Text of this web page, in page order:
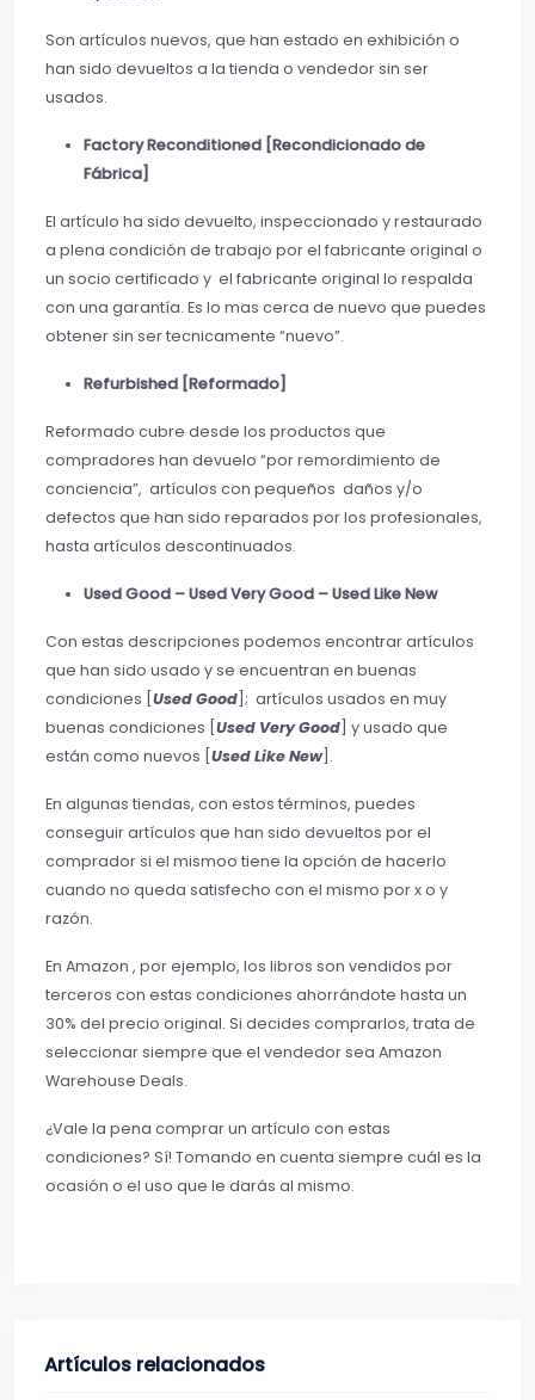
Son artículos nuevos, que han estado en exhibición o
han sido devueltos a la tienda o vendedor sin ser
usados.
Factory Reconditioned [Recondicionado de
Fábrica]
El artículo ha sido devuelto, inspeccionado y restaurado
a plena condición de trabajo por el fabricante original o
un socio certificado y el fabricante original lo respalda
con una garantía. Es lo mas cerca de nuevo que puedes
obtener sin ser tecnicamente “nuevo”.
Refurbished [Reformado]
Reformado cubre desde los productos que
compradores han devuelo “por remordimiento de
conciencia”, artículos con pequeños daños y/o
defectos que han sido reparados por los profesionales,
hasta artículos descontinuados.
Used Good – Used Very Good – Used Like New
Con estas descripciones podemos encontrar artículos
que han sido usado y se encuentran en buenas
condiciones [ Used Good ]; artículos usados en muy
buenas condiciones [ Used Very Good ] y usado que
están como nuevos [ Used Like New].
En algunas tiendas, con estos términos, puedes
conseguir artículos que han sido devueltos por el
comprador si el mismoo tiene la opción de hacerlo
cuando no queda satisfecho con el mismo por x o y
razón.
En Amazon , por ejemplo, los libros son vendidos por
terceros con estas condiciones ahorrándote hasta un
30% del precio original. Si decides comprarlos, trata de
seleccionar siempre que el vendedor sea Amazon
Warehouse Deals.
¿Vale la pena comprar un artículo con estas
condiciones? Sí! Tomando en cuenta siempre cuál es la
ocasión o el uso que le darás al mismo.
Artículos relacionados